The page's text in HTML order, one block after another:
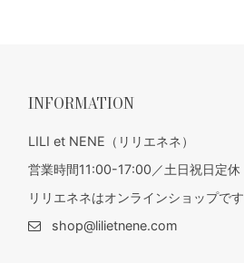
INFORMATION
LILI et NENE（リリエネネ）
営業時間11:00-17:00／土日祝日定休
リリエネネはオンラインショップです
shop@lilietnene.com